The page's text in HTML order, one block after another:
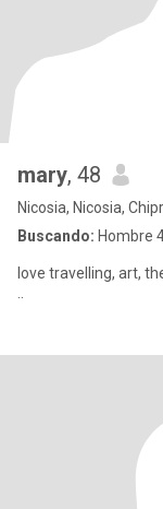
mary, 48
Nicosia, Nicosia,
Buscando: Hombre
love travelling, art, the sea,